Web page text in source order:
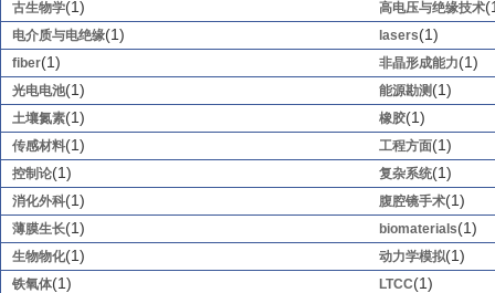
古生物学(1) 高电压与绝缘技术
电介质与电绝缘(1) lasers(1)
fiber(1) 非晶形成能力(1)
光电电池(1) 能源勘测 (1)
土壤氮素(1) 橡胶(1)
传感材料(1) 工程方面(1)
控制论(1) 复杂系统(1)
消化外科(1) 腹腔镜手术(1)
薄膜生长(1) biomaterials(1)
生物物化(1) 动力学模拟(1)
铁氧体(1) LTCC(1)